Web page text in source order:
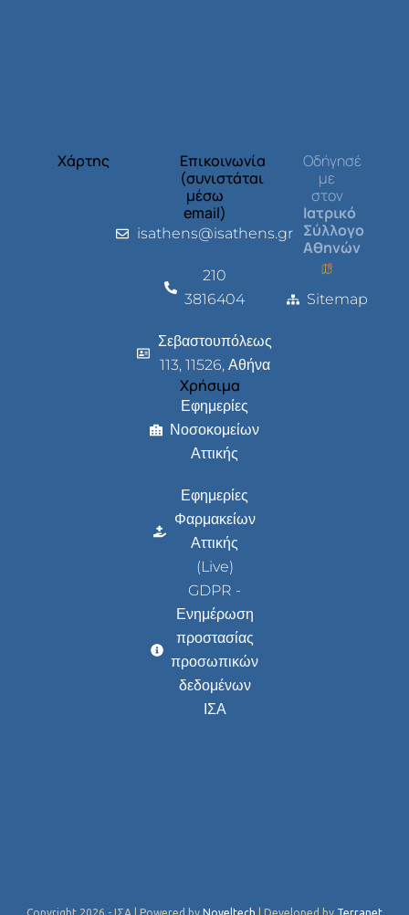
Χάρτης
Επικοινωνία
(συνιστάται
μέσω
email)
isathens@isathens.gr
210
3816404
Σεβαστουπόλεως
113, 11526, Αθήνα
Χρήσιμα
Εφημερίες
Νοσοκομείων
Αττικής
Εφημερίες
Φαρμακείων
Αττικής
(Live)
GDPR -
Ενημέρωση
προστασίας
προσωπικών
δεδομένων
ΙΣΑ
Οδήγησέ
με
στον
Ιατρικό
Σύλλογο
Αθηνών
Sitemap
Copyright 2026 - ΙΣΑ | Powered by Noveltech | Developed by Terranet